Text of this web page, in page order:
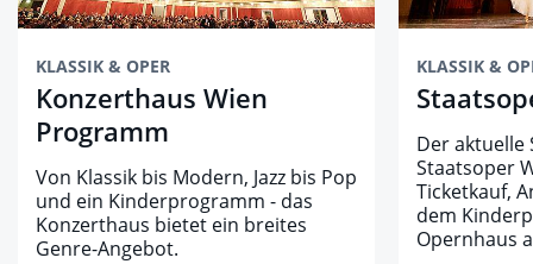
KLASSIK & OPER
Konzerthaus Wien
Programm
Von Klassik bis Modern, Jazz bis Pop
und ein Kinderprogramm - das
Konzerthaus bietet ein breites
Genre-Angebot.
KLASSIK &
Der aktuelle
Staatsoper
Ticketkauf,
dem
Opernhaus